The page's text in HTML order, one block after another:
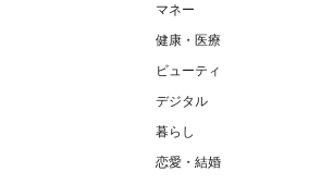
マネー
健康・医療
ビューティ
デジタル
暮らし
恋愛・結婚